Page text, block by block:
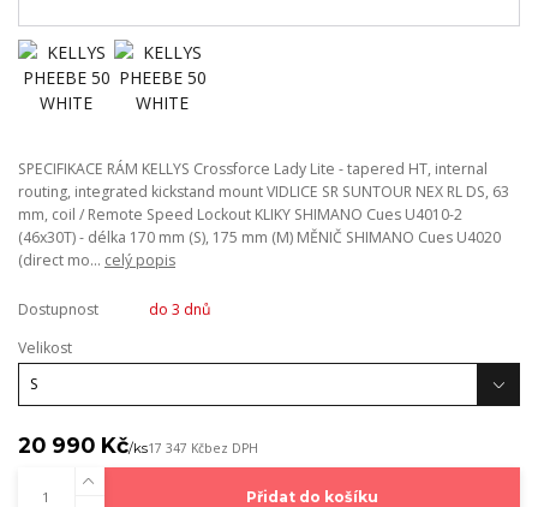
SPECIFIKACE RÁM KELLYS Crossforce Lady Lite - tapered HT, internal
routing, integrated kickstand mount VIDLICE SR SUNTOUR NEX RL DS, 63
mm, coil / Remote Speed Lockout KLIKY SHIMANO Cues U4010-2
(46x30T) - délka 170 mm (S), 175 mm (M) MĚNIČ SHIMANO Cues U4020
(direct mo... celý popis
Dostupnost
do 3 dnů
Velikost
20 990 Kč/ks17 347 Kčbez DPH
Přidat do košíku